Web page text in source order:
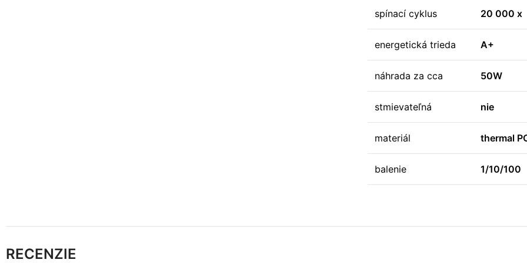
spínací cyklus 20 000 x
energetická trieda A+
náhrada za cca 50W
stmievateľná nie
materiál thermal
balenie 1/10/100
RECENZIE